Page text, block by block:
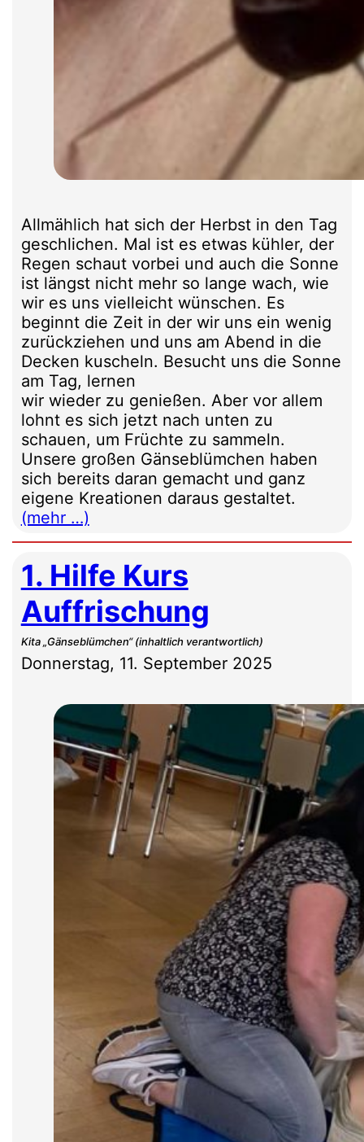
Allmählich hat sich der Herbst in den Tag
geschlichen. Mal ist es etwas kühler, der
Regen schaut vorbei und auch die Sonne
ist längst nicht mehr so lange wach, wie
wir es uns vielleicht wünschen. Es
beginnt die Zeit in der wir uns ein wenig
zurückziehen und uns am Abend in die
Decken kuscheln. Besucht uns die Sonne
am Tag, lernen
wir wieder zu genießen. Aber vor allem
lohnt es sich jetzt nach unten zu
schauen, um Früchte zu sammeln.
Unsere großen Gänseblümchen haben
sich bereits daran gemacht und ganz
eigene Kreationen daraus gestaltet.
(mehr …)
1. Hilfe Kurs
Auffrischung
Kita „Gänseblümchen“ (inhaltlich verantwortlich)
Donnerstag, 11. September 2025